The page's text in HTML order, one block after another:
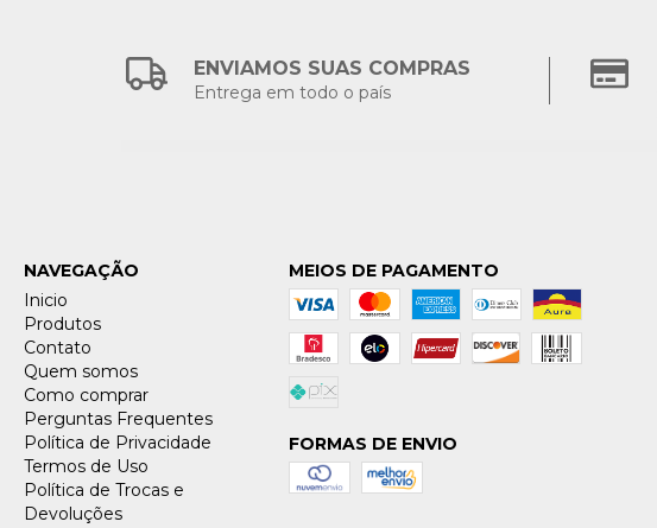
ENVIAMOS SUAS COMPRAS
Entrega em todo o país
NAVEGAÇÃO
Inicio
Produtos
Contato
Quem somos
Como comprar
Perguntas Frequentes
Política de Privacidade
Termos de Uso
Política de Trocas e
Devoluções
MEIOS DE PAGAMENTO
FORMAS DE ENVIO